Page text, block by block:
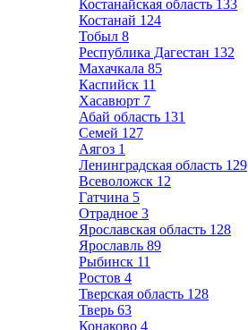
Костанайская область 133
Костанай 124
Тобыл 8
Республика Дагестан 132
Махачкала 85
Каспийск 11
Хасавюрт 7
Абай область 131
Семей 127
Аягоз 1
Ленинградская область 129
Всеволожск 12
Гатчина 5
Отрадное 3
Ярославская область 128
Ярославль 89
Рыбинск 11
Ростов 4
Тверская область 128
Тверь 63
Конаково 4